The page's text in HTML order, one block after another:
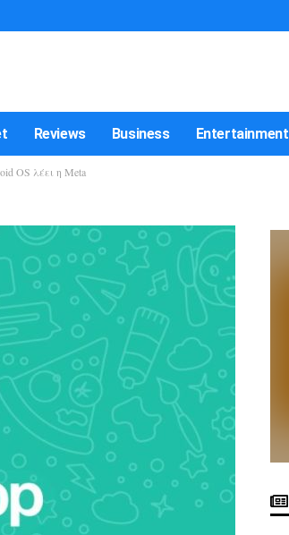
Reviews Business Entertainment
OS λέει η Meta